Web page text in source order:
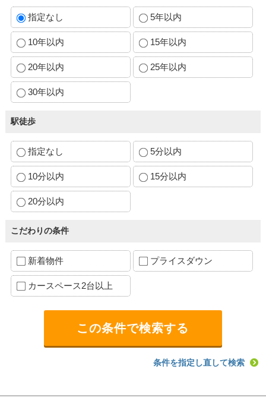
指定なし 5年以内
10年以内 15年以内
20年以内 25年以内
30年以内
駅徒歩
指定なし 5分以内
10分以内 15分以内
20分以内
こだわりの条件
新着物件 プライスダウン
カースペース2台以上
条件を指定し直して検索